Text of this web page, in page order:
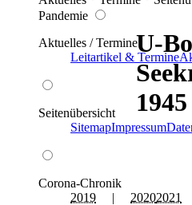
Pandemie
Aktuelles / Termine
Leitartikel & Termine
Seitenübersicht
SitemapImpressum
Corona-Chronik
2019 | 20202021
U-
1945